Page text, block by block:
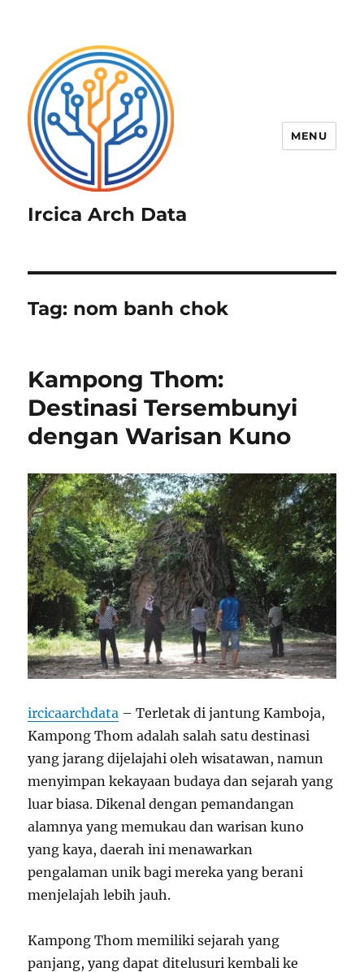
Ircica Arch Data
MENU
Tag: nom banh chok
Kampong Thom:
Destinasi Tersembunyi
dengan Warisan Kuno
ircicaarchdata – Terletak di jantung Kamboja,
Kampong Thom adalah salah satu destinasi
yang jarang dijelajahi oleh wisatawan, namun
menyimpan kekayaan budaya dan sejarah yang
luar biasa. Dikenal dengan pemandangan
alamnya yang memukau dan warisan kuno
yang kaya, daerah ini menawarkan
pengalaman unik bagi mereka yang berani
menjelajah lebih jauh.
Kampong Thom memiliki sejarah yang
panjang, yang dapat ditelusuri kembali ke